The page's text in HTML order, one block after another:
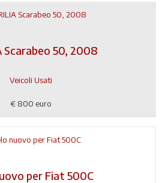
Scarabeo 50, 2008
Veicoli Usati
€ 800 euro
per Fiat 500C